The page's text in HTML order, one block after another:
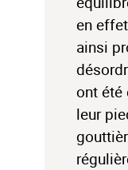
en
ainsi
ont été
leur